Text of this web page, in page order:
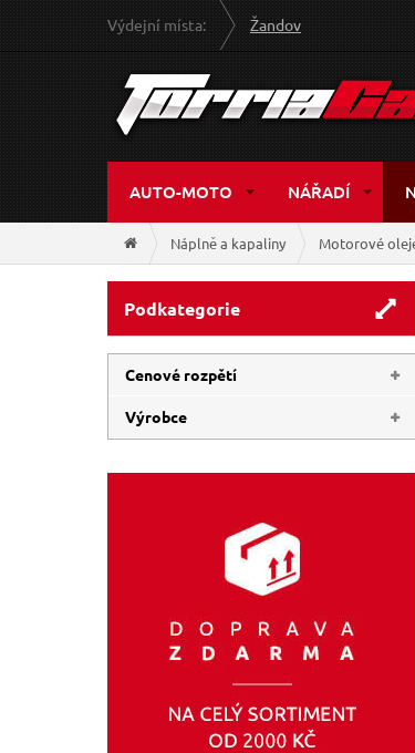
Výdejní místa: Žandov
AUTO-MOTO NÁŘADÍ
Náplně a kapaliny Motorové
Podkategorie
Cenové rozpětí
44 Kč 129 Kč
Výrobce